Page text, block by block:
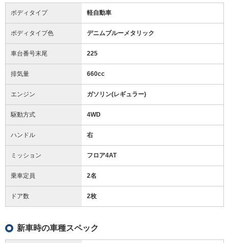
ボディタイプ 軽自動車
ボディタイプ色 デニムブルーメタリック
車台番号末尾 225
排気量 660cc
エンジン ガソリン(レギュラー)
駆動方式 4WD
ハンドル 右
ミッション フロア4AT
乗車定員 2名
ドア数 2枚
新車時の車種スペック